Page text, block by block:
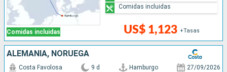
Comidas incluidas US$ 1,123 +Tasas
Comidas incluidas
ALEMANIA, NORUEGA
Costa Favolosa 9 d Hamburgo 27/09/2026